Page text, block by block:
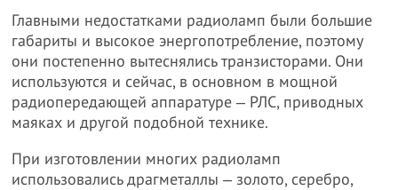
Главными недостатками радиоламп были большие
габариты и высокое энергопотребление, поэтому
они постепенно вытеснялись транзисторами. Они
используются и сейчас, в основном в мощной
радиопередающей аппаратуре ‒ РЛС, приводных
маяках и другой подобной технике.
При изготовлении многих радиоламп
использовались драгметаллы ‒ золото, серебро,